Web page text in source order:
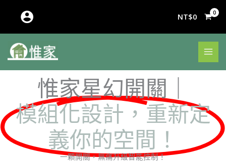
NT$0
惟家星幻開關｜
模組化設計，重新定
義你的空間！
一顆開關，無痛升級智能控制！